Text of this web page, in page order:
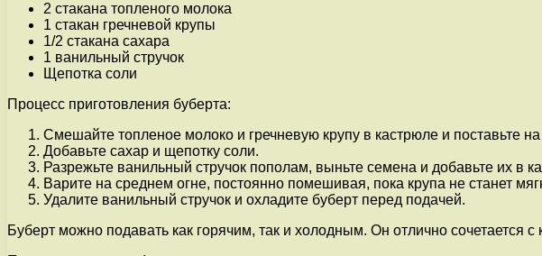
2 стакана топленого молока
1 стакан гречневой крупы
1/2 стакана сахара
1 ванильный стручок
Щепотка соли
Процесс приготовления буберта:
Смешайте топленое молоко и гречневую крупу в кастрюле и поставьте на
Добавьте сахар и щепотку соли.
Разрежьте ванильный стручок пополам, выньте семена и добавьте их в
Варите на среднем огне, постоянно помешивая, пока крупа не станет
Удалите ванильный стручок и охладите буберт перед подачей.
Буберт можно подавать как горячим, так и холодным. Он отлично